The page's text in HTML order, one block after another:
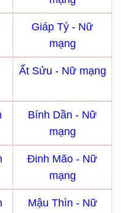
Giáp Tý - Nữ
mạng
Ất Sửu - Nữ mạng
Bính Dần - Nữ
mạng
Đinh Mão - Nữ
mạng
Mậu Thìn - Nữ